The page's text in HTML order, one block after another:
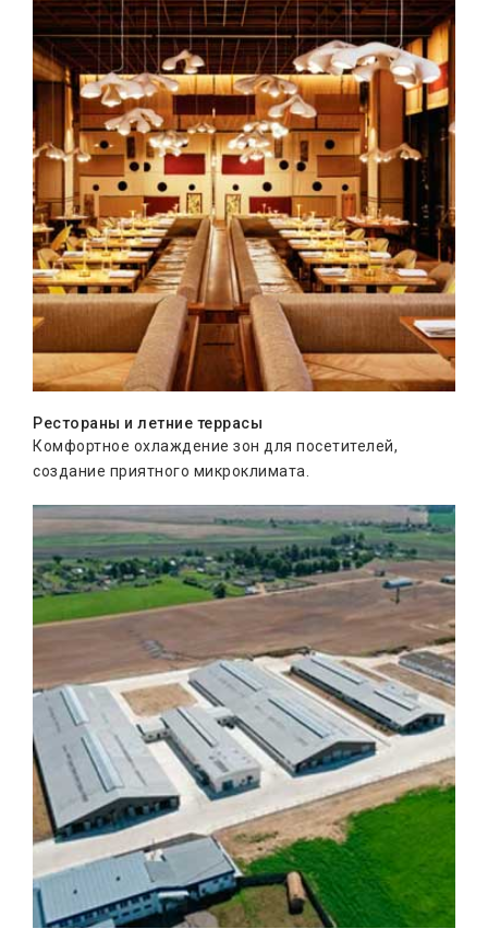
Рестораны и летние террасы
Комфортное охлаждение зон для посетителей,
создание приятного микроклимата.